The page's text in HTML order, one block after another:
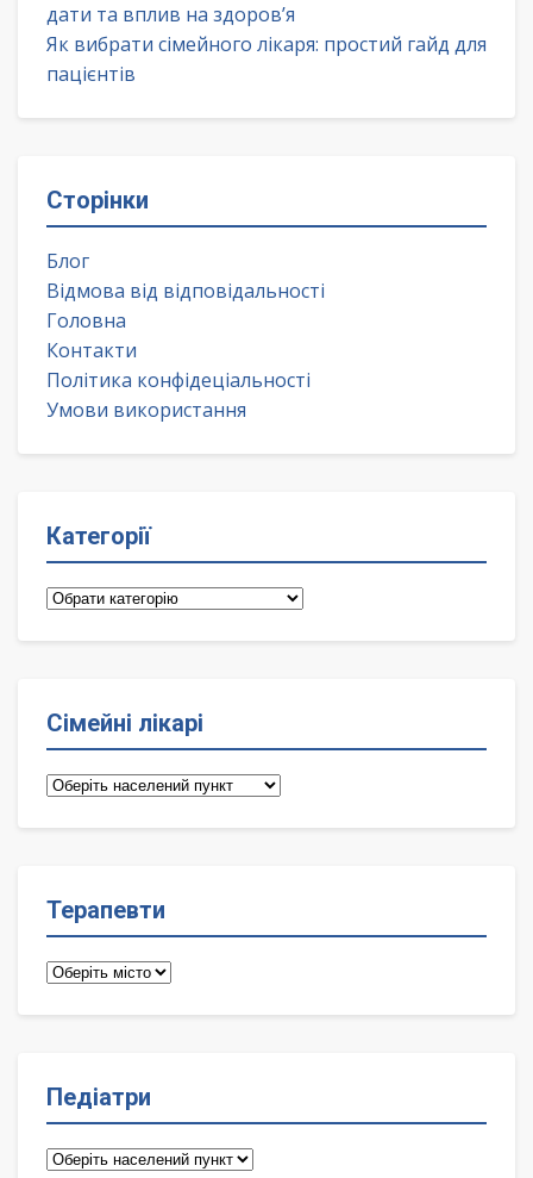
дати та вплив на здоров’я
Як вибрати сімейного лікаря: простий гайд для
пацієнтів
Сторінки
Блог
Відмова від відповідальності
Головна
Контакти
Політика конфідеціальності
Умови використання
Категорії
Категорії
Сімейні лікарі
Сімейні
Терапевти
Терапевти
Педіатри
Педіатри